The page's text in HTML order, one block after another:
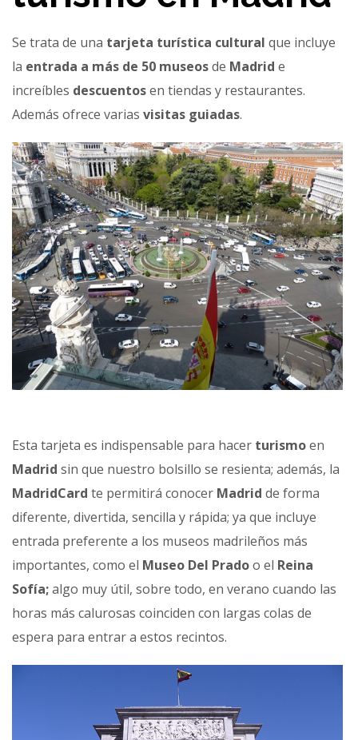
Se trata de una tarjeta turística cultural que incluye
la entrada a más de 50 museosde Madrid e
increíbles descuentosen tiendas y restaurantes.
Además ofrece varias visitas guiadas.
Esta tarjeta es indispensable para hacer turismoen
Madrid sin que nuestro bolsillo se resienta; además, la
MadridCard te permitirá conocer Madrid de forma
diferente, divertida, sencilla y rápida; ya que incluye
entrada preferente a los museos madrileños más
importantes, como el Museo Del Pradoo el Reina
Sofía;algo muy útil, sobre todo, en verano cuando las
horas más calurosas coinciden con largas colas de
espera para entrar a estos recintos.